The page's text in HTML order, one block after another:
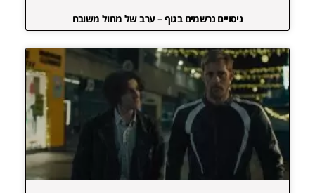
ניסויים נרשמים בגוף – ערב של מחול משובח